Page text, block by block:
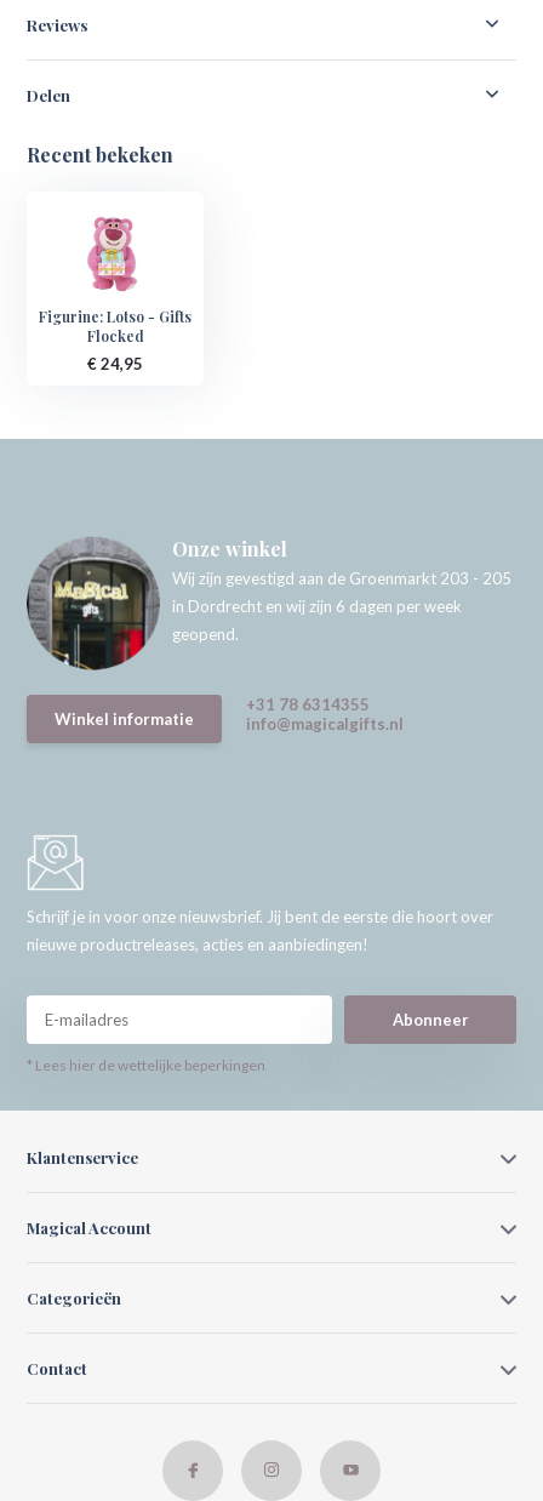
Reviews
Delen
Recent bekeken
Figurine: Lotso - Gifts
Flocked
€ 24,95
Onze winkel
Wij zijn gevestigd aan de Groenmarkt 203 - 205
in Dordrecht en wij zijn 6 dagen per week
geopend.
Winkel informatie
+31 78 6314355
info@magicalgifts.nl
Schrijf je in voor onze nieuwsbrief. Jij bent de eerste die hoort over
nieuwe productreleases, acties en aanbiedingen!
Abonneer
* Lees hier de wettelijke beperkingen
Klantenservice
Magical Account
Categorieën
Contact